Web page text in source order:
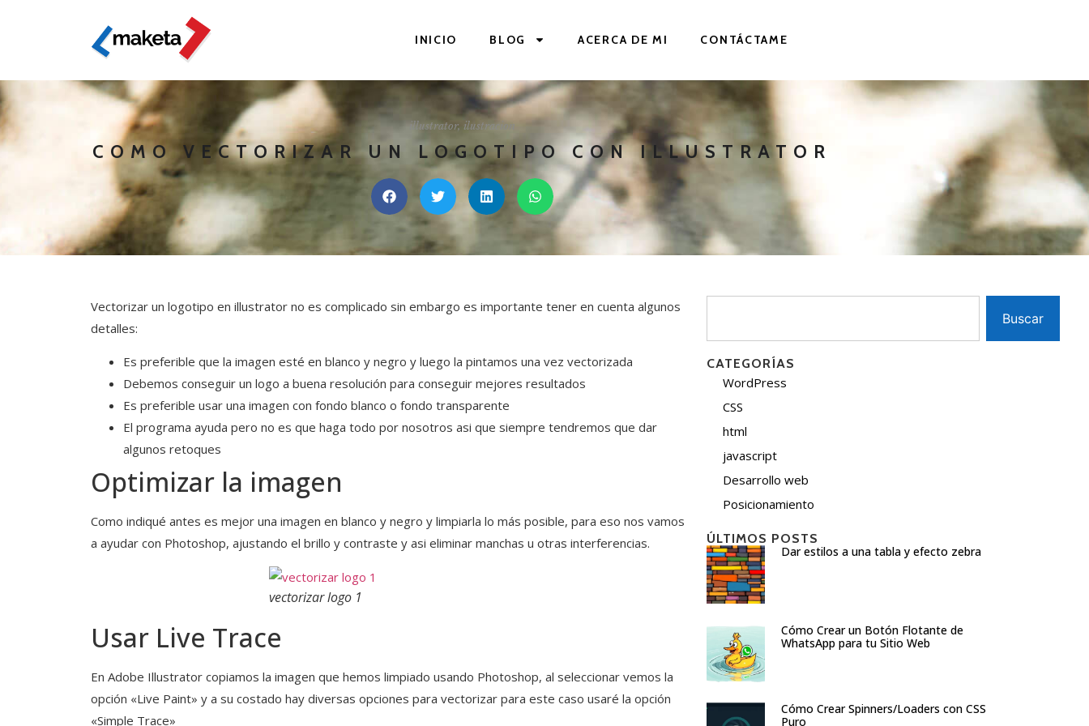
INICIO BLOG ACERCA DE MI CONTÁCTAME
illustrator, ilustracion
COMO VECTORIZAR UN LOGOTIPO CON ILLUSTRATOR
Vectorizar un logotipo en illustrator no es complicado sin embargo es importante tener en cuenta algunos
detalles:
Es preferible que la imagen esté en blanco y negro y luego la pintamos una vez vectorizada
Debemos conseguir un logo a buena resolución para conseguir mejores resultados
Es preferible usar una imagen con fondo blanco o fondo transparente
El programa ayuda pero no es que haga todo por nosotros asi que siempre tendremos que dar
algunos retoques
Optimizar la imagen
Como indiqué antes es mejor una imagen en blanco y negro y limpiarla lo más posible, para eso nos vamos
a ayudar con Photoshop, ajustando el brillo y contraste y asi eliminar manchas u otras interferencias.
vectorizar logo 1
Usar Live Trace
En Adobe Illustrator copiamos la imagen que hemos limpiado usando Photoshop, al seleccionar vemos la
opción «Live Paint» y a su costado hay diversas opciones para vectorizar para este caso usaré la opción
«Simple Trace»
Buscar
CATEGORÍAS
WordPress
CSS
html
javascript
Desarrollo web
Posicionamiento
ÚLTIMOS POSTS
Dar estilos a una tabla y efecto zebra
Cómo Crear un Botón Flotante de
WhatsApp para tu Sitio Web
Cómo Crear Spinners/Loaders con CSS
Puro